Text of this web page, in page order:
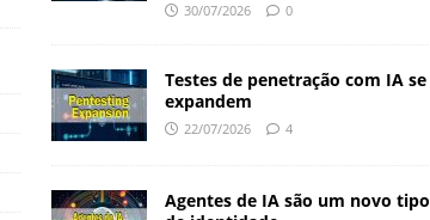
30/07/2026 0
Testes de penetração com IA se
expandem
22/07/2026 4
Agentes de IA são um novo tipo